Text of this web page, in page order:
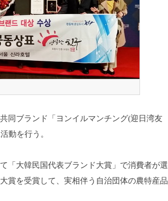
同ブランド「ヨンイルマンチング(迎日湾友
動を行う。
「大韓民国代表ブランド大賞」で消費者が選
賞を受賞して、実相伴う自治団体の農特産品